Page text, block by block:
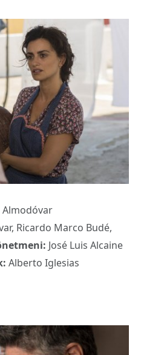
Almodóvar
Ricardo Marco Budé,
José Luis Alcaine
Alberto Iglesias